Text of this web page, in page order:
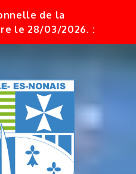
de la
le 28/03/2026. :